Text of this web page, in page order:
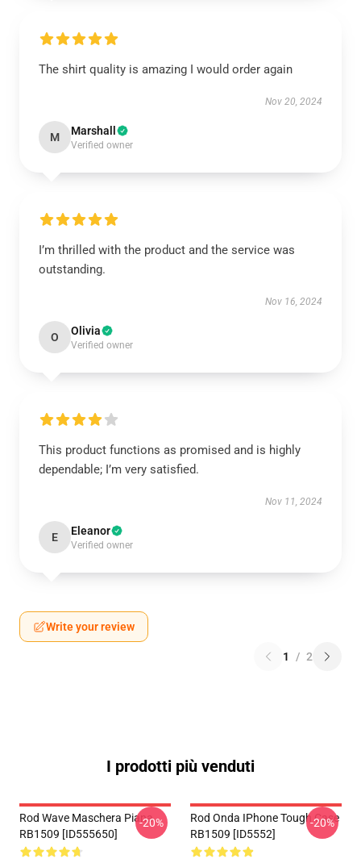
The shirt quality is amazing I would order again
Nov 20, 2024
M Marshall
Verified owner
I’m thrilled with the product and the service was
outstanding.
Nov 16, 2024
O Olivia
Verified owner
This product functions as promised and is highly
dependable; I’m very satisfied.
Nov 11, 2024
E Eleanor
Verified owner
Write your review
1 / 2
I prodotti più venduti
Rod Wave Maschera Piana
RB1509 [ID555650]
-20%
Rod Onda IPhone Tough Case
RB1509 [ID5552]
-20%